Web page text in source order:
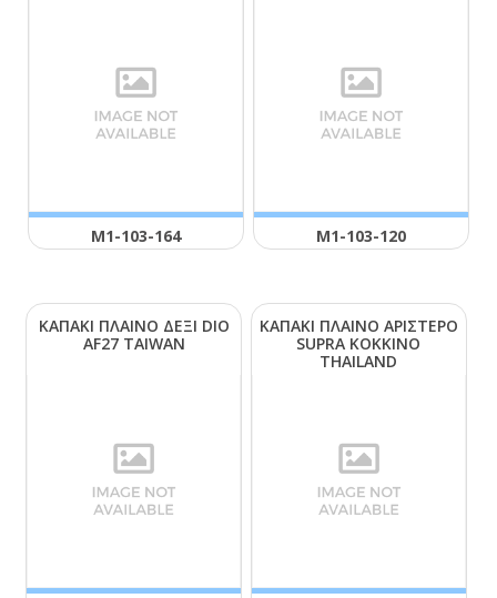
Μ1-103-164 Μ1-103-120
ΚΑΠΑΚΙ ΠΛΑΙΝΟ ΔΕΞΙ DΙΟ
ΑF27 ΤΑΙWΑΝ
ΚΑΠΑΚΙ ΠΛΑΙΝΟ ΑΡΙΣΤΕΡΟ
SUΡRΑ ΚΟΚΚΙΝΟ
ΤΗΑΙLΑΝD